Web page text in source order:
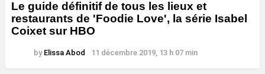
Le guide définitif de tous les lieux et
restaurants de 'Foodie Love', la série Isabel
Coixet sur HBO
by Elissa Abod 11 décembre 2019, 13 h 07 min